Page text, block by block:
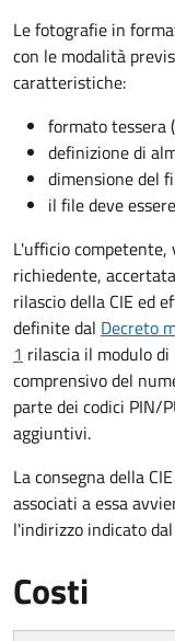
Le fotografie in
con le modalità
caratteristiche:
formato tessera
definizione di
dimensione del
il file deve
L'ufficio
richiedente,
rilascio della CIE ed
definite dal Decreto
1 rilascia il modulo
comprensivo del
parte dei codici PIN/
aggiuntivi.
La consegna della
associati a essa
l'indirizzo indicato
Costi